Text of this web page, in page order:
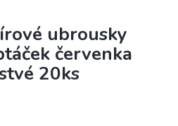
ubrousky
červenka
20ks